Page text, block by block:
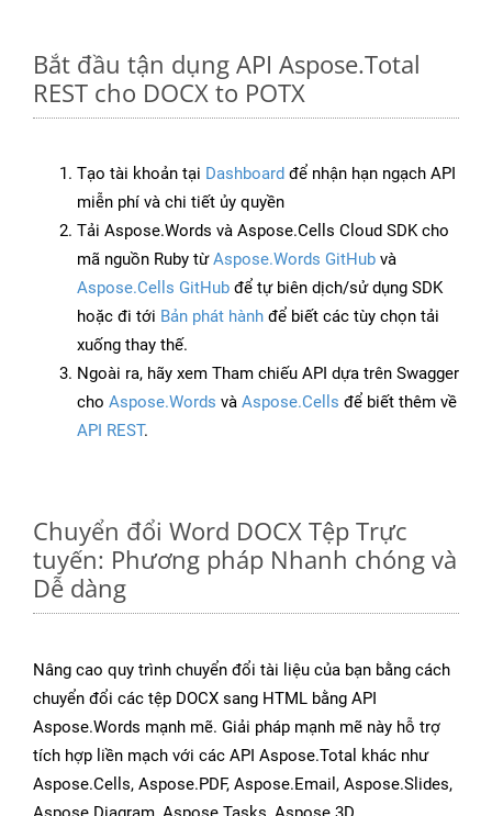
Bắt đầu tận dụng API Aspose.Total
REST cho DOCX to POTX
Tạo tài khoản tại Dashboard để nhận hạn ngạch API
miễn phí và chi tiết ủy quyền
Tải Aspose.Words và Aspose.Cells Cloud SDK cho
mã nguồn Ruby từAspose.Words GitHub và
Aspose.Cells GitHub để tự biên dịch/sử dụng SDK
hoặc đi tới Bản phát hành để biết các tùy chọn tải
xuống thay thế.
Ngoài ra, hãy xem Tham chiếu API dựa trên Swagger
cho Aspose.Words và Aspose.Cells để biết thêm về
API REST.
Chuyển đổi Word DOCX Tệp Trực
tuyến: Phương pháp Nhanh chóng và
Dễ dàng
Nâng cao quy trình chuyển đổi tài liệu của bạn bằng cách
chuyển đổi các tệp DOCX sang HTML bằng API
Aspose.Words mạnh mẽ. Giải pháp mạnh mẽ này hỗ trợ
tích hợp liền mạch với các API Aspose.Total khác như
Aspose.Cells, Aspose.PDF, Aspose.Email, Aspose.Slides,